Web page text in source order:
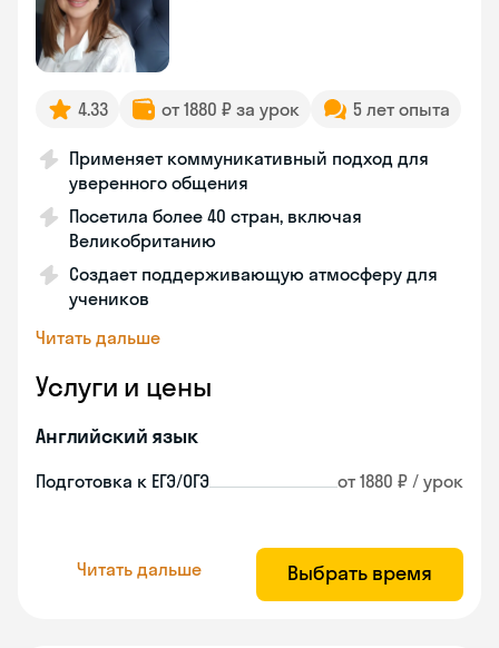
4.33 от 1880 ₽ за урок 5 лет опыта
Применяет коммуникативный подход для
уверенного общения
Посетила более 40 стран, включая
Великобританию
Создает поддерживающую атмосферу для
учеников
Читать дальше
Услуги и цены
Английский язык
Подготовка к ЕГЭ/ОГЭ от 1880 ₽ / урок
Читать дальше Выбрать время